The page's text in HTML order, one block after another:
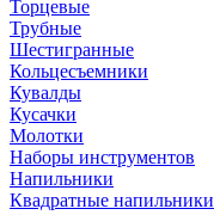
Торцевые
Трубные
Шестигранные
Кольцесъемники
Кувалды
Кусачки
Молотки
Наборы инструментов
Напильники
Квадратные напильники